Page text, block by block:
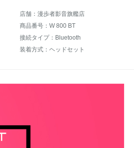
店舗：漫歩者影音旗艦店
商品番号：W 800 BT
接続タイプ：Bluetooth
装着方式：ヘッドセット